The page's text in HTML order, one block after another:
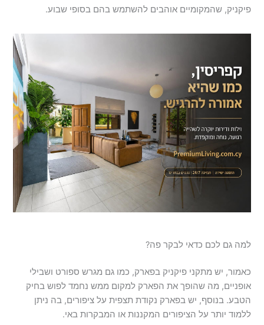
פיקניק, שהמקומיים אוהבים להשתמש בהם בסופי שבוע.
למה גם לכם כדאי לבקר פה?
כאמור, יש מתקני פיקניק בפארק, כמו גם מגרש ספורט ושבילי
אופניים, מה שהופך את הפארק למקום ממש נחמד לפוש בחיק
הטבע. בנוסף, יש בפארק נקודת תצפית על ציפורים, בה ניתן
ללמוד יותר על הציפורים המקננות או המבקרות באי.